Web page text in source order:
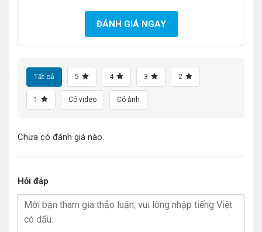
ĐÁNH GIÁ NGAY
Tất cả 5 4 3 2
1 Có video Có ảnh
Chưa có đánh giá nào.
Hỏi đáp